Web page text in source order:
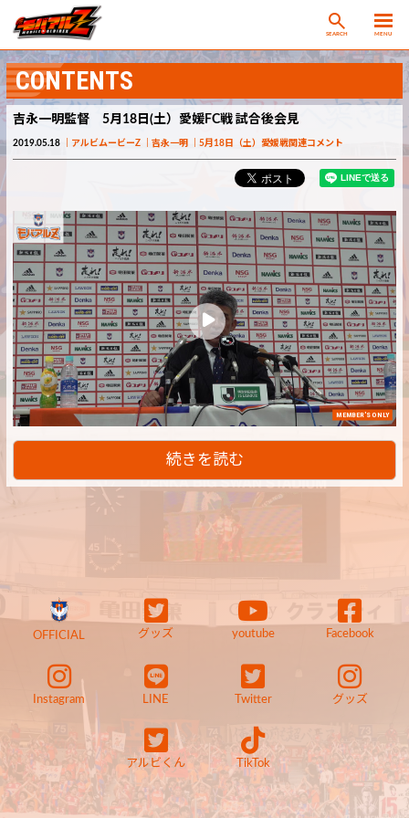
SEARCH MENU
CONTENTS
吉永一明監督 5月18日(土）愛媛FC戦 試合後会見
2019.05.18 アルビムービーZ 吉永一明 5月18日（土）愛媛戦関連コメント
MEMBER'S ONLY
続きを読む
OFFICIAL グッズ youtube Facebook
Instagram LINE Twitter グッズ
アルビくん TikTok